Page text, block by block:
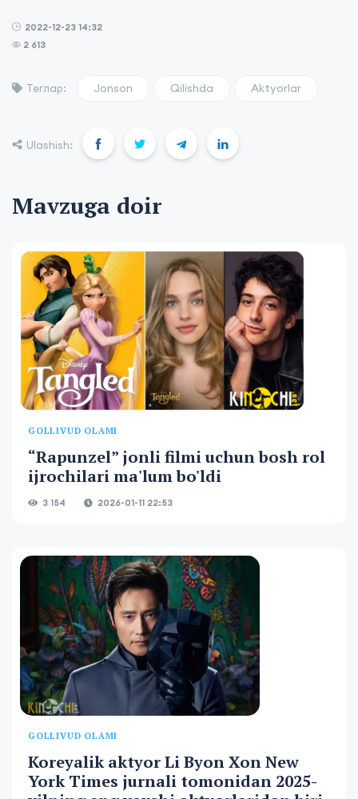
2022-12-23 14:32
2 613
Теглар: Jonson Qilishda Aktyorlar
Ulashish:
Mavzuga doir
GOLLIVUD OLAMI
“Rapunzel” jonli filmi uchun bosh rol
ijrochilari ma'lum bo'ldi
3 154 2026-01-11 22:53
GOLLIVUD OLAMI
Koreyalik aktyor Li Byon Xon New
York Times jurnali tomonidan 2025-